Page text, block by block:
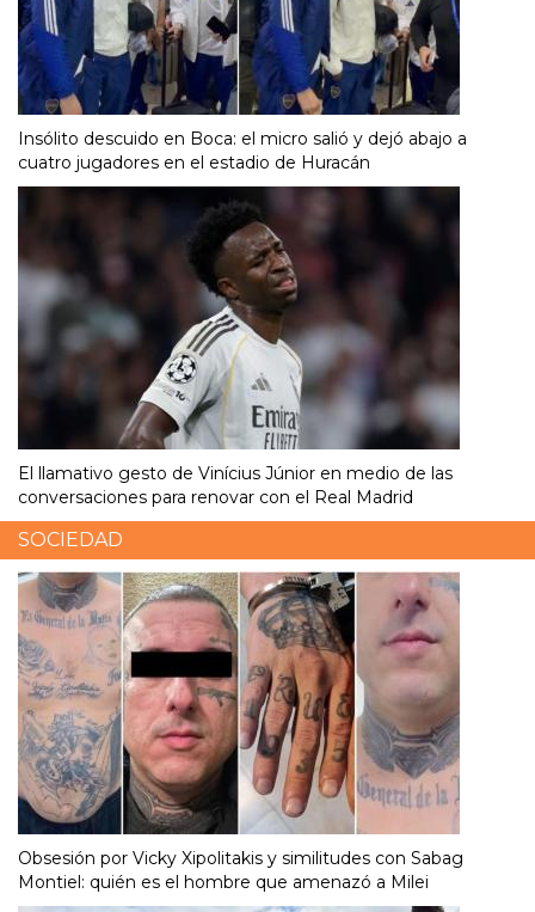
Insólito descuido en Boca: el micro salió y dejó abajo a
cuatro jugadores en el estadio de Huracán
El llamativo gesto de Vinícius Júnior en medio de las
conversaciones para renovar con el Real Madrid
SOCIEDAD
Obsesión por Vicky Xipolitakis y similitudes con Sabag
Montiel: quién es el hombre que amenazó a Milei